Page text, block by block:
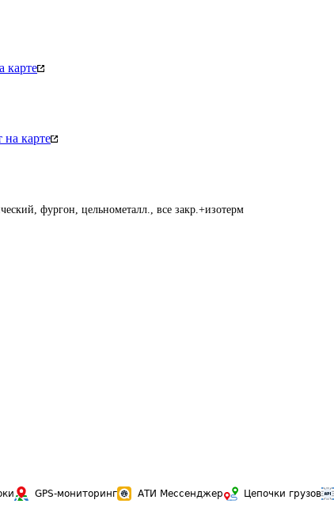
карте
карте
фургон, цельнометалл., все закр.+изотерм
GPS-мониторинг АТИ Мессенджер Цепочки грузов